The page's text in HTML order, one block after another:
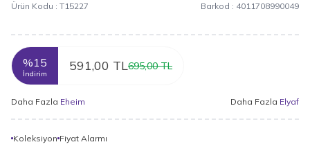
Ürün Kodu : T15227 Barkod : 4011708990049
%15
İndirim
591,00 TL695,00TL
Daha Fazla Eheim Daha Fazla Elyaf
Koleksiyon Fiyat Alarmı